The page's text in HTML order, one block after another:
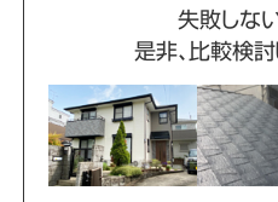
失敗しな
是非、比較検討